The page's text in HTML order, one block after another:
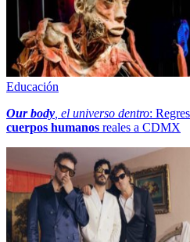
Educación
Our body , el universo dentro:
cuerpos humanos reales a CDMX